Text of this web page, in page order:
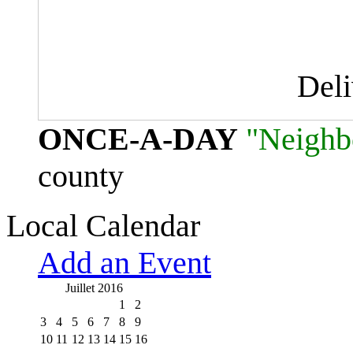
ONCE-A-DAY
county
Local Calendar
Add an Event
Juillet 2016
1
2
3
4 5 6 7 8
9
10 11 12 13 14 15 16